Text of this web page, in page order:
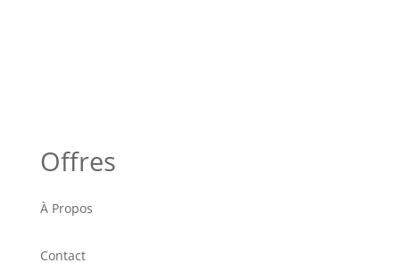
Offres
À Propos
Contact